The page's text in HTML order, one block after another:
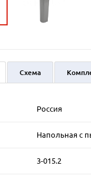
Схема
Россия
Напольная с
3-015.2